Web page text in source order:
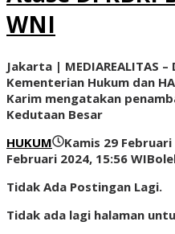
WNI
Jakarta | MEDIAREALITAS
Kementerian Hukum dan
Karim mengatakan
Kedutaan Besar
HUKUM
Kamis 29 Februari
Februari 2024, 15:56 WIB
Tidak Ada Postingan Lagi.
Tidak ada lagi halaman